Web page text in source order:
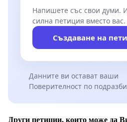
Напишете със свои думи.
силна петиция вместо вас.
Създаване на
Данните ви остават ваши
Поверителност по
Други петиции, които може да